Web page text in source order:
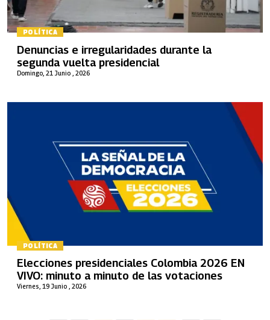
POLÍTICA
Domingo, 21 Junio , 2026
Denuncias e irregularidades durante la
segunda vuelta presidencial
POLÍTICA
Viernes, 19 Junio , 2026
Elecciones presidenciales Colombia 2026 EN
VIVO: minuto a minuto de las votaciones